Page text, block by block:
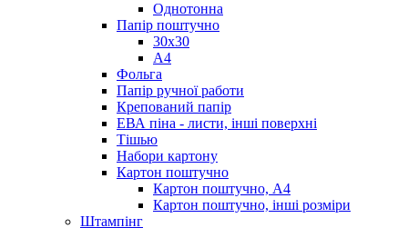
Однотонна
Папір поштучно
30х30
А4
Фольга
Папір ручної работи
Крепований папір
ЕВА піна - листи, інші поверхні
Тішью
Набори картону
Картон поштучно
Картон поштучно, А4
Картон поштучно, інші розміри
Штампінг